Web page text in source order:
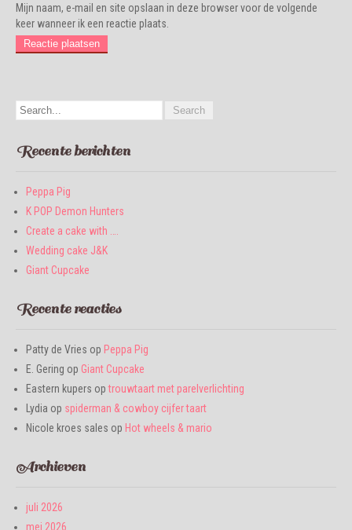
Mijn naam, e-mail en site opslaan in deze browser voor de volgende
keer wanneer ik een reactie plaats.
Recente berichten
Peppa Pig
K POP Demon Hunters
Create a cake with ….
Wedding cake J&K
Giant Cupcake
Recente reacties
Patty de Vries op Peppa Pig
E. Gering op Giant Cupcake
Eastern kupers optrouwtaart met parelverlichting
Lydia op spiderman & cowboy cijfer taart
Nicole kroes sales op Hot wheels & mario
Archieven
juli 2026
mei 2026